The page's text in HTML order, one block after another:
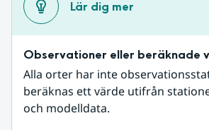
Lär dig mer
Observationer eller beräknade
Alla orter har inte
beräknas ett värde utifrån
och modelldata.